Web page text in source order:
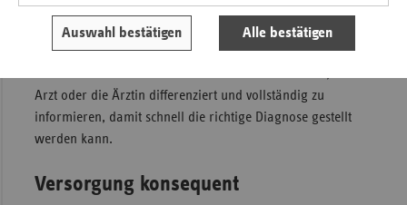
Auswahl bestätigen Alle bestätigen
bei schweren Erkrankungen andere Krankheitssymptome
als bei Männern auftreten können und der Körper ggf. auf
Medikamente anders reagiert. Der vdek und die
Arzt oder die Ärztin differenziert und vollständig zu
informieren, damit schnell die richtige Diagnose gestellt
werden kann.
Versorgung konsequent